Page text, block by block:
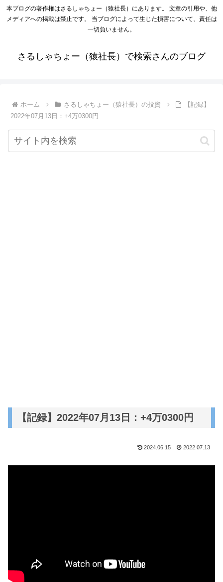
本ブログの著作権はさるしゃちょー（猿社長）にあります。 文章の引用や、他
メディアへの掲載は禁止です。 当ブログによって生じた損害について、責任は
一切負いません。
さるしゃちょー（猿社長）で検索さんのブログ
ホーム さるしゃちょー（猿社長）の投資
【記録】
2022年07月13日：+4万0300円
【記録】2022年07月13日：+4万0300円
2024.06.15 2022.07.13